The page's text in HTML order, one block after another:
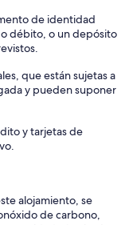
de identidad
débito, o un depósito
que están sujetas a
y pueden suponer
y tarjetas de
alojamiento, se
de carbono,